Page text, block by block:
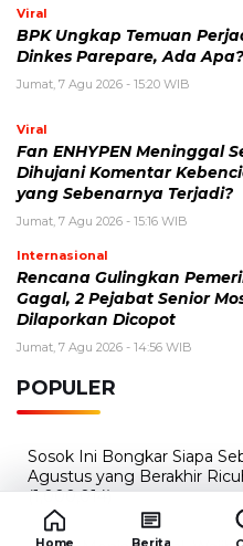
Viral
BPK Ungkap Temuan
Dinkes Parepare, Ada Apa?
Jumat, 7 Agu 2026 - 15:20 WIB
Viral
Fan ENHYPEN Meninggal
Dihujani Komentar
yang Sebenarnya Terjadi?
Jumat, 7 Agu 2026 - 15:16 WIB
Internasional
Rencana Gulingkan
Gagal, 2 Pejabat Senior
Dilaporkan Dicopot
Jumat, 7 Agu 2026 - 14:56 WIB
POPULER
Sosok Ini Bongkar Siapa
Agustus yang Berakhir
(1,000,014)
3 Menu Diet Sehat Harian
Home Berita